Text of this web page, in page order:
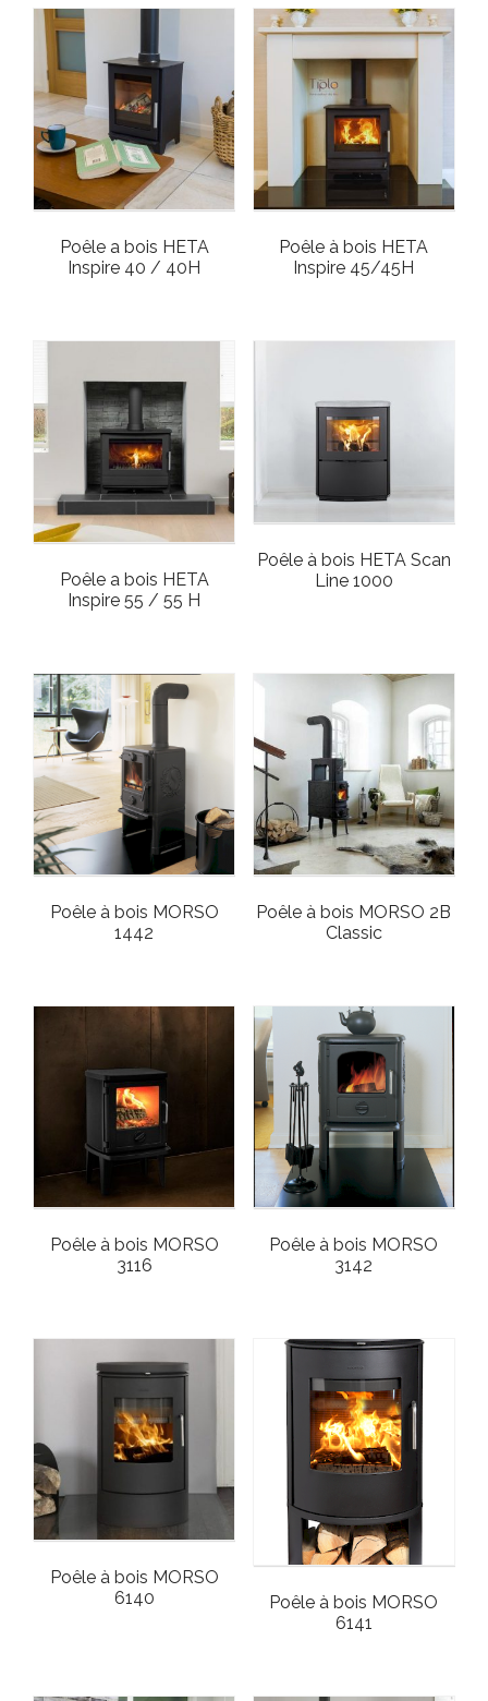
Poêle a bois HETA
Inspire 40 / 40H
Poêle à bois HETA
Inspire 45/45H
Poêle a bois HETA
Inspire 55 / 55 H
Poêle à bois HETA Scan
Line 1000
Poêle à bois MORSO
1442
Poêle à bois MORSO 2B
Classic
Poêle à bois MORSO
3116
Poêle à bois MORSO
3142
Poêle à bois MORSO
6140
Poêle à bois MORSO
6141